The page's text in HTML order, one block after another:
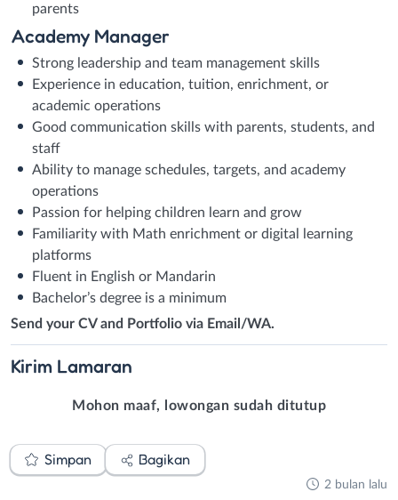
parents
Academy Manager
Strong leadership and team management skills
Experience in education, tuition, enrichment, or
academic operations
Good communication skills with parents, students, and
staff
Ability to manage schedules, targets, and academy
operations
Passion for helping children learn and grow
Familiarity with Math enrichment or digital learning
platforms
Fluent in English or Mandarin
Bachelor’s degree is a minimum
Send your CV and Portfolio via Email/WA.
Kirim Lamaran
Mohon maaf, lowongan sudah ditutup
Simpan Bagikan
2 bulan lalu